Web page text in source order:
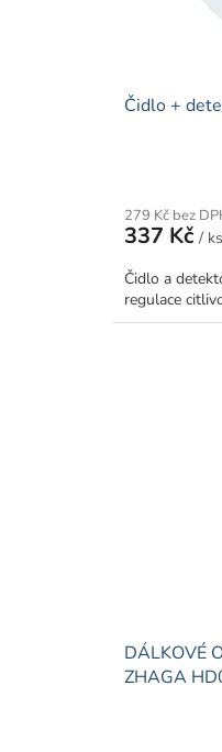
Čidlo +
279 Kč bez
337 Kč / ks
Čidlo a
regulace
DÁLKOVÉ
ZHAGA